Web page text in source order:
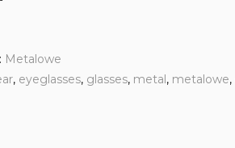
Metalowe
, eyeglasses, glasses, metal, metalowe,